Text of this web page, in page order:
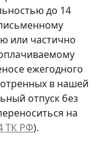
до 14
или частично
ежегодного
в нашей
отпуск без
на
ТК РФ).